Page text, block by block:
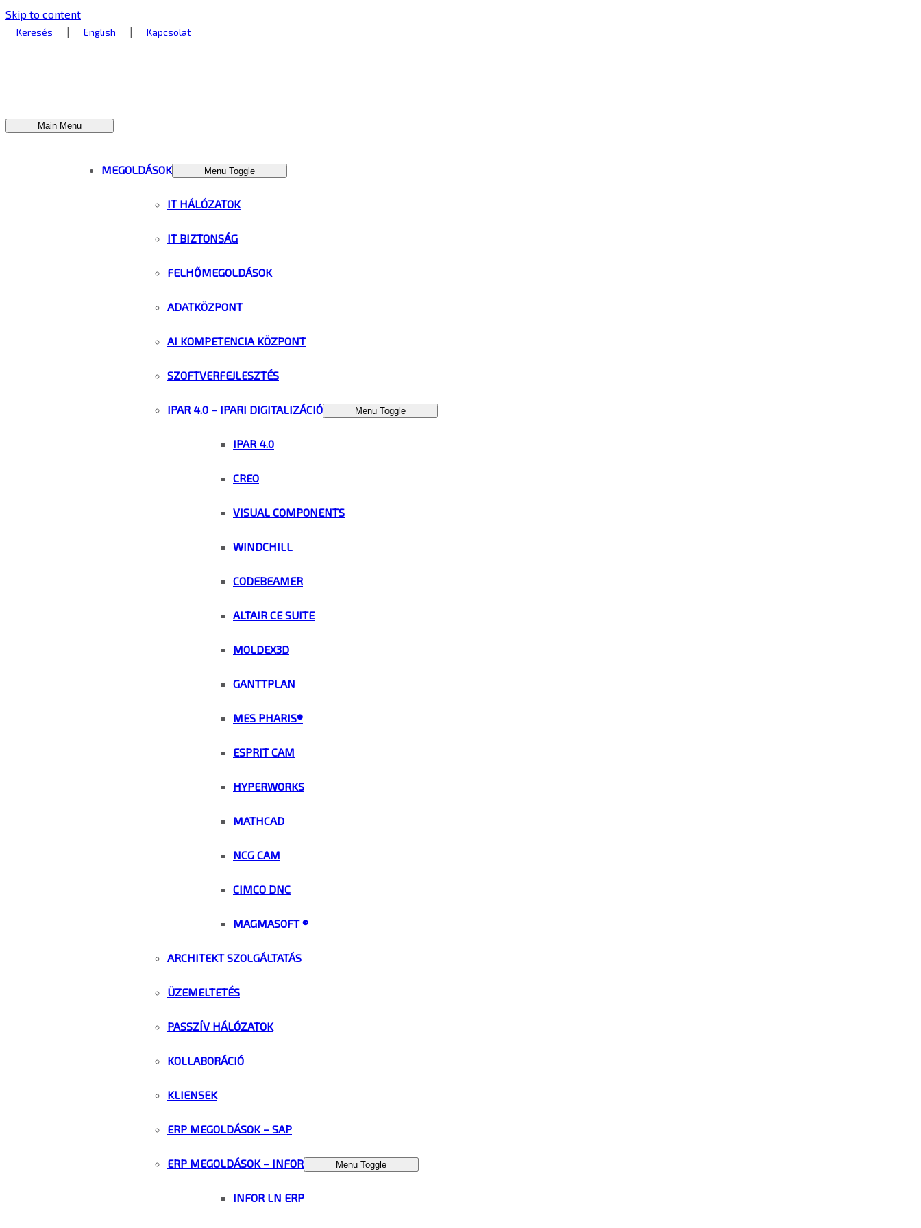
Skip to content
Keresés | English | Kapcsolat
Main Menu
MEGOLDÁSOK Menu Toggle
IT HÁLÓZATOK
IT BIZTONSÁG
FELHŐMEGOLDÁSOK
ADATKÖZPONT
AI KOMPETENCIA KÖZPONT
SZOFTVERFEJLESZTÉS
IPAR 4.0 – IPARI DIGITALIZÁCIÓ Menu Toggle
IPAR 4.0
CREO
VISUAL COMPONENTS
WINDCHILL
CODEBEAMER
ALTAIR CE SUITE
MOLDEX3D
GANTTPLAN
MES PHARIS®
ESPRIT CAM
HYPERWORKS
MATHCAD
NCG CAM
CIMCO DNC
MAGMASOFT ®
ARCHITEKT SZOLGÁLTATÁS
ÜZEMELTETÉS
PASSZÍV HÁLÓZATOK
KOLLABORÁCIÓ
KLIENSEK
ERP MEGOLDÁSOK – SAP
ERP MEGOLDÁSOK – INFOR Menu Toggle
INFOR LN ERP